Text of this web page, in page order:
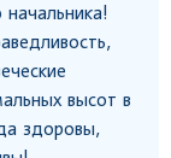
высот в
здоровы,